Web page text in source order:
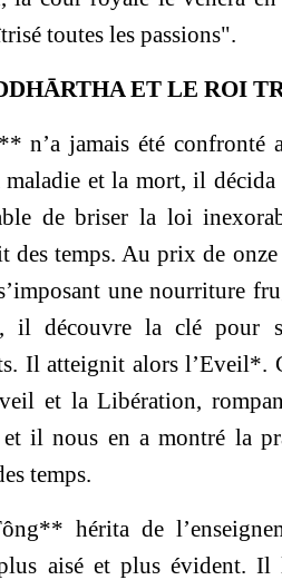
toutes les passions".
ET LE ROI
n’a jamais été
et la mort, il décida
de briser la loi
des temps. Au prix de onze
une nourriture
il découvre la clé pour
Il atteignit alors l’Eveil*.
et la Libération,
il nous en a montré la
temps.
hérita de
aisé et plus évident.